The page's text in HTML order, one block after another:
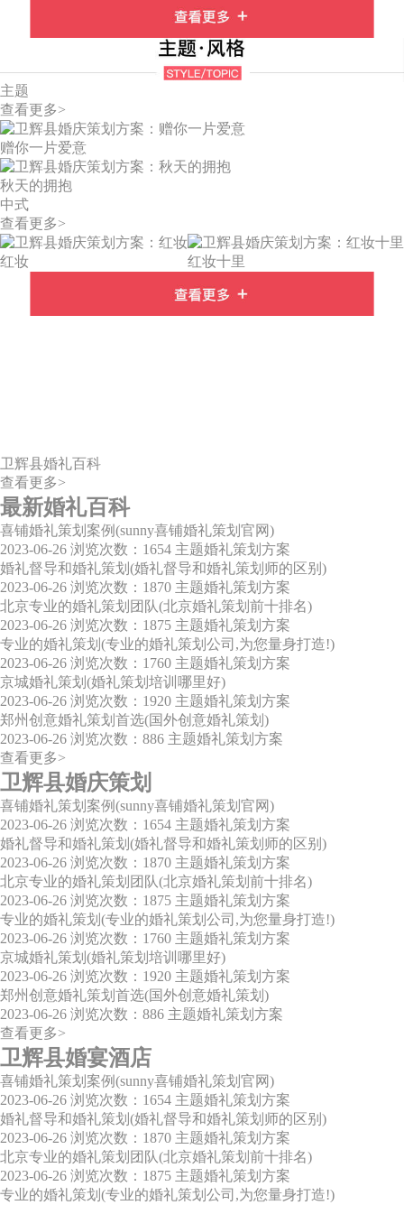
主题
查看更多>
赠你一片爱意
秋天的拥抱
中式
查看更多>
红妆 红妆十里
卫辉县婚礼百科
查看更多>
最新婚礼百科
喜铺婚礼策划案例(sunny喜铺婚礼策划官网)
2023-06-26 浏览次数：1654 主题婚礼策划方案
婚礼督导和婚礼策划(婚礼督导和婚礼策划师的区别)
2023-06-26 浏览次数：1870 主题婚礼策划方案
北京专业的婚礼策划团队(北京婚礼策划前十排名)
2023-06-26 浏览次数：1875 主题婚礼策划方案
专业的婚礼策划(专业的婚礼策划公司,为您量身打造!)
2023-06-26 浏览次数：1760 主题婚礼策划方案
京城婚礼策划(婚礼策划培训哪里好)
2023-06-26 浏览次数：1920 主题婚礼策划方案
郑州创意婚礼策划首选(国外创意婚礼策划)
2023-06-26 浏览次数：886 主题婚礼策划方案
查看更多>
卫辉县婚庆策划
喜铺婚礼策划案例(sunny喜铺婚礼策划官网)
2023-06-26 浏览次数：1654 主题婚礼策划方案
婚礼督导和婚礼策划(婚礼督导和婚礼策划师的区别)
2023-06-26 浏览次数：1870 主题婚礼策划方案
北京专业的婚礼策划团队(北京婚礼策划前十排名)
2023-06-26 浏览次数：1875 主题婚礼策划方案
专业的婚礼策划(专业的婚礼策划公司,为您量身打造!)
2023-06-26 浏览次数：1760 主题婚礼策划方案
京城婚礼策划(婚礼策划培训哪里好)
2023-06-26 浏览次数：1920 主题婚礼策划方案
郑州创意婚礼策划首选(国外创意婚礼策划)
2023-06-26 浏览次数：886 主题婚礼策划方案
查看更多>
卫辉县婚宴酒店
喜铺婚礼策划案例(sunny喜铺婚礼策划官网)
2023-06-26 浏览次数：1654 主题婚礼策划方案
婚礼督导和婚礼策划(婚礼督导和婚礼策划师的区别)
2023-06-26 浏览次数：1870 主题婚礼策划方案
北京专业的婚礼策划团队(北京婚礼策划前十排名)
2023-06-26 浏览次数：1875 主题婚礼策划方案
专业的婚礼策划(专业的婚礼策划公司,为您量身打造!)